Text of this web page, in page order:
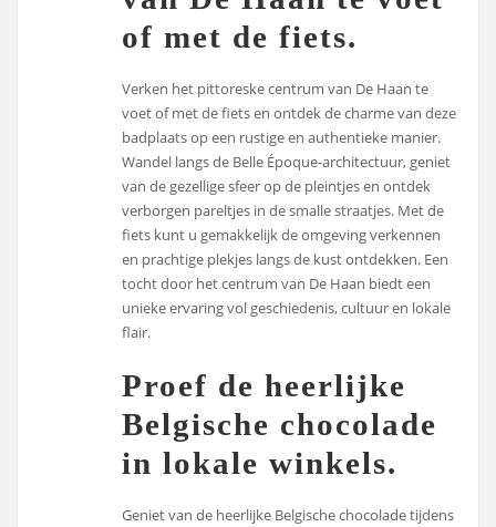
of met de fiets.
Verken het pittoreske centrum van De Haan te
voet of met de fiets en ontdek de charme van deze
badplaats op een rustige en authentieke manier.
Wandel langs de Belle Époque-architectuur, geniet
van de gezellige sfeer op de pleintjes en ontdek
verborgen pareltjes in de smalle straatjes. Met de
fiets kunt u gemakkelijk de omgeving verkennen
en prachtige plekjes langs de kust ontdekken. Een
tocht door het centrum van De Haan biedt een
unieke ervaring vol geschiedenis, cultuur en lokale
flair.
Proef de heerlijke
Belgische chocolade
in lokale winkels.
Geniet van de heerlijke Belgische chocolade tijdens